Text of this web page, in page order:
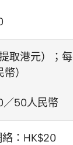
取港元）；每
）
／50人民幣
：HK$20